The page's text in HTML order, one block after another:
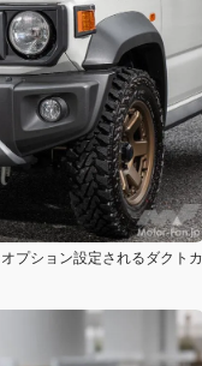
プション設定されるダクトカ